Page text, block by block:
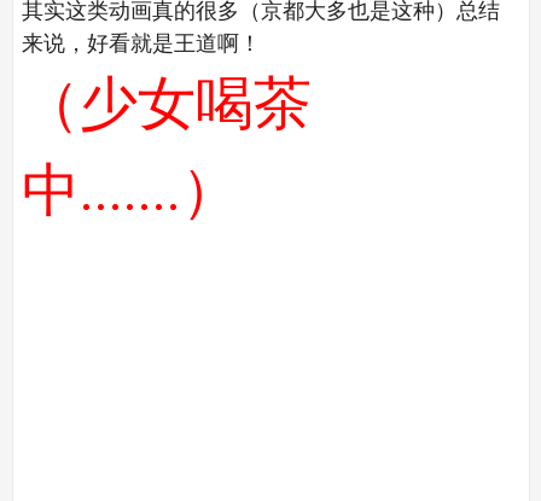
其实这类动画真的很多（京都大多也是这种）总结
来说，好看就是王道啊！
（少女喝茶
中.......）